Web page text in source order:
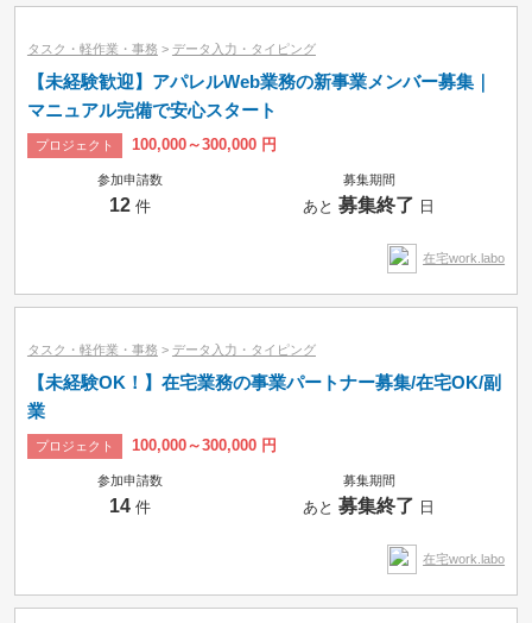
タスク
プロジェクト
タスク・軽作業・事務 > データ入力・タイピング
【未経験歓迎】アパレルWeb業務の新事業メンバー募集｜
マニュアル完備で安心スタート
プロジェクト 100,000～300,000 円
参加申請数
12件
募集期間
あと募集終了 日
在宅work.labo
タスク・軽作業・事務 > データ入力・タイピング
【未経験OK！】在宅業務の事業パートナー募集/在宅OK/副
業
プロジェクト 100,000～300,000 円
参加申請数
14件
募集期間
あと募集終了 日
在宅work.labo